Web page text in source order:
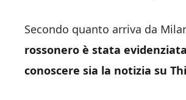
Secondo quanto arriva da
rossonero è stata
conoscere sia la notizia su